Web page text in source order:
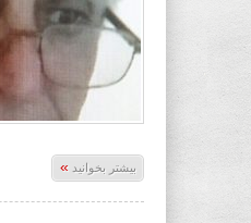
بیشتر بخوانید»